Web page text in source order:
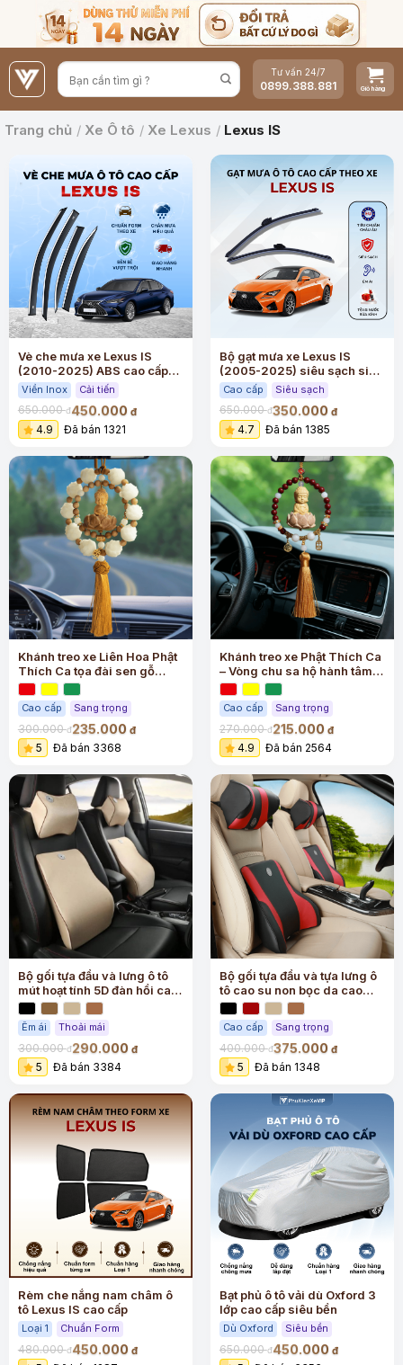
nội
dung
Tư vấn 24/7
0899.388.881
Trang chủ / Xe Ô tô / Xe Lexus / Lexus IS
Vè che mưa xe Lexus IS
(2010-2025) ABS cao cấp
viền Inox
Viền Inox Cải tiến
650.000đ450.000 đ
4.9 Đã bán 1321
Bộ gạt mưa xe Lexus IS
(2005-2025) siêu sạch siêu
êm
Cao cấp Siêu sạch
650.000đ350.000 đ
4.7 Đã bán 1385
Khánh treo xe Liên Hoa Phật
Thích Ca tọa đài sen gỗ
hoàng dương cao cấp
Cao cấp Sang trọng
300.000đ235.000 đ
5 Đã bán 3368
Khánh treo xe Phật Thích Ca
– Vòng chu sa hộ hành tâm
an
Cao cấp Sang trọng
270.000đ215.000 đ
4.9 Đã bán 2564
Bộ gối tựa đầu và lưng ô tô
mút hoạt tính 5D đàn hồi cao
cấp
Êm ái Thoải mái
300.000đ290.000 đ
5 Đã bán 3384
Bộ gối tựa đầu và tựa lưng ô
tô cao su non bọc da cao
cấp
Cao cấp Sang trọng
400.000đ375.000 đ
5 Đã bán 1348
Rèm che nắng nam châm ô
tô Lexus IS cao cấp
Loại 1 Chuẩn Form
480.000đ450.000 đ
Bạt phủ ô tô vải dù Oxford 3
lớp cao cấp siêu bền
Dù Oxford Siêu bền
650.000đ450.000 đ